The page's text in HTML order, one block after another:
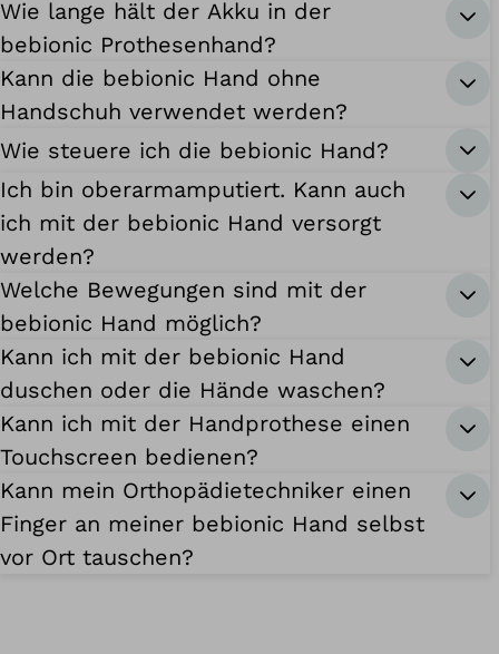
Wie lange hält der Akku in der
bebionic Prothesenhand?
Kann die bebionic Hand ohne
Handschuh verwendet werden?
Wie steuere ich die bebionic Hand?
Ich bin oberarmamputiert. Kann auch
ich mit der bebionic Hand versorgt
werden?
Welche Bewegungen sind mit der
bebionic Hand möglich?
Kann ich mit der bebionic Hand
duschen oder die Hände waschen?
Kann ich mit der Handprothese einen
Touchscreen bedienen?
Kann mein Orthopädietechniker einen
Finger an meiner bebionic Hand selbst
vor Ort tauschen?